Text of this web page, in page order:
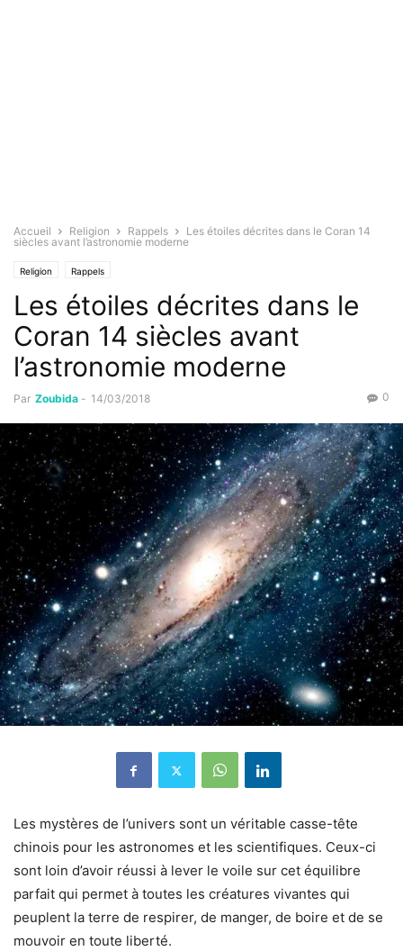
Accueil Religion Rappels
Les étoiles décrites dans le Coran 14
siècles avant l’astronomie moderne
Religion Rappels
Les étoiles décrites dans le
Coran 14 siècles avant
l’astronomie moderne
Par Zoubida - 14/03/2018 0
Les mystères de l’univers sont un véritable casse-tête
chinois pour les astronomes et les scientifiques. Ceux-ci
sont loin d’avoir réussi à lever le voile sur cet équilibre
parfait qui permet à toutes les créatures vivantes qui
peuplent la terre de respirer, de manger, de boire et de se
mouvoir en toute liberté.